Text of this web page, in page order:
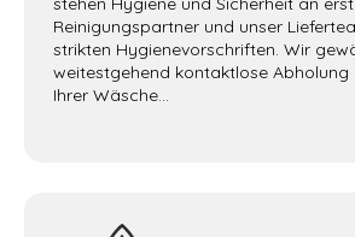
Reinigungspartner und unser
strikten Hygienevorschriften. Wir
weitestgehend kontaktlose Abholung
Ihrer Wäsche...